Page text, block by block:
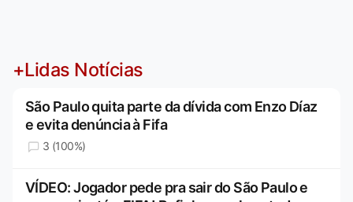
+Lidas Notícias
São Paulo quita parte da dívida com Enzo Díaz
e evita denúncia à Fifa
3 (100%)
VÍDEO: Jogador pede pra sair do São Paulo e